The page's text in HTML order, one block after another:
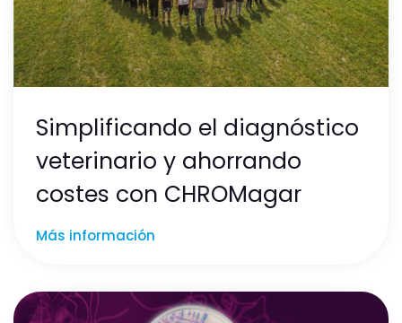
Simplificando el diagnóstico
veterinario y ahorrando
costes con CHROMagar
Más información